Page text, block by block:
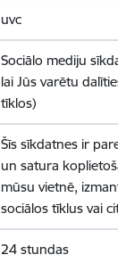
uvc
Sociālo mediju
lai Jūs varētu
tīklos)
Šīs sīkdatnes ir
un satura
mūsu vietnē,
sociālos tīklus vai
24 stundas